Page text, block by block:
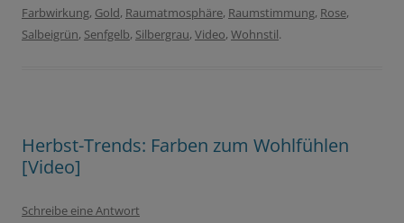
Farbwirkung, Gold, Raumatmosphäre, Raumstimmung, Rose,
Salbeigrün, Senfgelb, Silbergrau, Video, Wohnstil.
Herbst-Trends: Farben zum Wohlfühlen
[Video]
Schreibe eine Antwort